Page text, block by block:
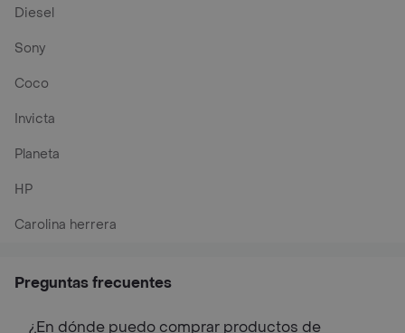
Diesel
Sony
Coco
Invicta
Planeta
HP
Carolina herrera
Preguntas frecuentes
¿En dónde puedo comprar productos de